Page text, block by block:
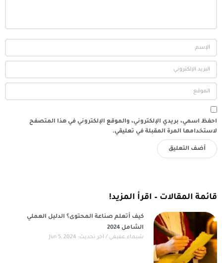
احفظ اسمي، بريدي الإلكتروني، والموقع الإلكتروني في هذا المتصفح
لاستخدامها المرة المقبلة في تعليقي.
قائمة المقالات – اقرأ المزيد!
كيف أتعلم صناعة المحتوى؟ الدليل العملي
الشامل 2024
شيماء عفيفي آخر تحديث: Jun 5, 2024